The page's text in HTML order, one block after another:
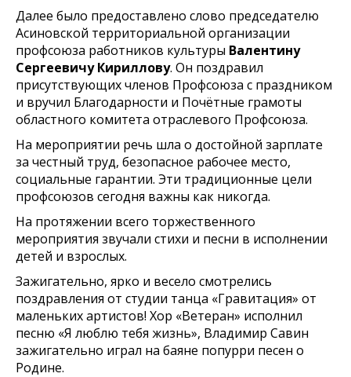
Далее было предоставлено слово председателю
Асиновской территориальной организации
профсоюза работников культуры Валентину
Сергеевичу Кириллову. Он поздравил
присутствующих членов Профсоюза с праздником
и вручил Благодарности и Почётные грамоты
областного комитета отраслевого Профсоюза.
На мероприятии речь шла о достойной зарплате
за честный труд, безопасное рабочее место,
социальные гарантии. Эти традиционные цели
профсоюзов сегодня важны как никогда.
На протяжении всего торжественного
мероприятия звучали стихи и песни в исполнении
детей и взрослых.
Зажигательно, ярко и весело смотрелись
поздравления от студии танца «Гравитация» от
маленьких артистов! Хор «Ветеран» исполнил
песню «Я люблю тебя жизнь», Владимир Савин
зажигательно играл на баяне попурри песен о
Родине.